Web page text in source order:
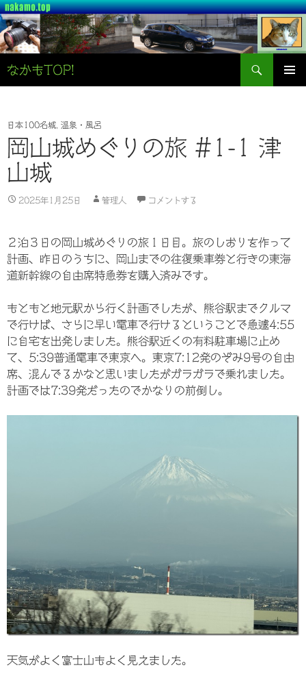
なかもTOP!
検
索
ン
ツ
へ
ス
キ
ッ
日本100名城 温泉・風呂
岡山城めぐりの旅 #1-1 津
山城
2025年1月25日 管理人 コメントする
２泊３日の岡山城めぐりの旅１日目。旅のしおりを作って
計画、昨日のうちに、岡山までの往復乗車券と行きの東海
道新幹線の自由席特急券を購入済みです。
もともと地元駅から行く計画でしたが、熊谷駅までクルマ
で行けば、さらに早い電車で行けるということで急遽4:55
に自宅を出発しました。熊谷駅近くの有料駐車場に止め
て、5:39普通電車で東京へ。東京7:12発のぞみ9号の自由
席、混んでるかなと思いましたがガラガラで乗れました。
計画では7:39発だったのでかなりの前倒し。
天気がよく富士山もよく見えました。